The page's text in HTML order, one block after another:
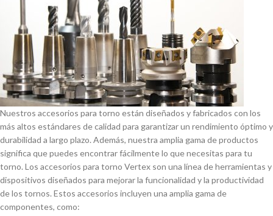
Nuestros accesorios para torno están diseñados y fabricados con los
más altos estándares de calidad para garantizar un rendimiento óptimo y
durabilidad a largo plazo. Además, nuestra amplia gama de productos
significa que puedes encontrar fácilmente lo que necesitas para tu
torno. Los accesorios para torno Vertex son una lí­nea de herramientas y
dispositivos diseñados para mejorar la funcionalidad y la productividad
de los tornos. Estos accesorios incluyen una amplia gama de
componentes, como: